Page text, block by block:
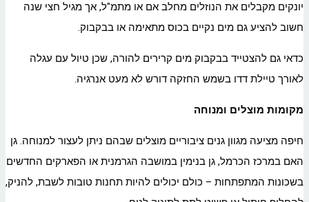
יונקים מקבלים את הנוזלים מחלב אם או מתמ"ל, אך מגיל חצי שנה
חשוב להציע גם מים נקיים בכוס מתאימה או בבקבוק.
כדאי גם להצטייד בבקבוק מים קרירים להורה, שכן טיול עם עגלה
לאורך טיילת דדו בשמש החזקה דורש לא מעט אנרגיה.
מקומות מוצלים ומנוחה
חיפה מציעה מגוון גנים ציבוריים מוצלים שבהם ניתן לעצור למנוחה. גן
האם במרכז הכרמל, גן בנימין במושבה הגרמנית או הפארקים החדשים
בשכונות המתפתחות – כולם יכולים להיות תחנות טובות לשבת, להניק,